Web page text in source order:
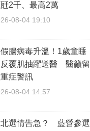
2千、最高2萬
08-04 19:10
腸病毒升溫！1歲童睡
覆肌抽躍送醫 醫籲留
症警訊
08-04 14:57
選情告急？ 藍營參選